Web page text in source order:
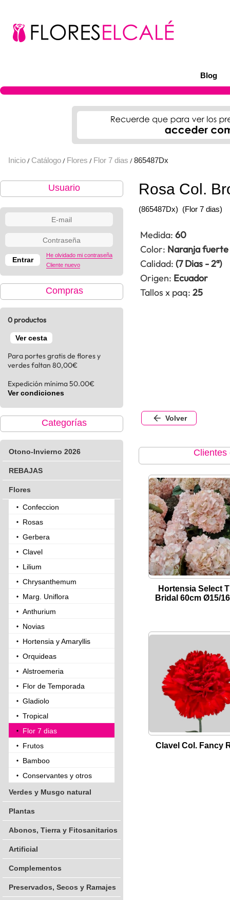
Blog
Inicio / Catálogo / Flores / Flor 7 dias / 865487Dx
Usuario
He olvidado mi contraseña
Cliente nuevo
Compras
0 productos
Ver cesta
Para portes gratis de flores y
verdes faltan 80,00€
Expedición mínima 50.00€
Ver condiciones
Categorías
Otono-Invierno 2026
REBAJAS
Flores
Confeccion
Rosas
Gerbera
Clavel
Lilium
Chrysanthemum
Marg. Uniflora
Anthurium
Novias
Hortensia y Amaryllis
Orquideas
Alstroemeria
Flor de Temporada
Gladiolo
Tropical
Flor 7 dias
Frutos
Bamboo
Conservantes y otros
Verdes y Musgo natural
Plantas
Abonos, Tierra y Fitosanitarios
Artificial
Complementos
Preservados, Secos y Ramajes
Rosa Col.
(865487Dx) (Flor 7 dias)
Medida: 60
Color: Naranja fuerte
Calidad: (7 Dias - 2ª)
Origen: Ecuador
Tallos x paq: 25
Volver
Clientes
Hortensia Select
Bridal 60cm Ø15/
Clavel Col. Fancy